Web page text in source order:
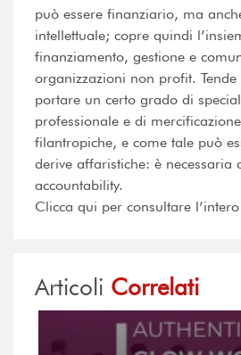
può essere finanziario, ma
intellettuale; copre quindi
finanziamento, gestione e
organizzazioni non profit.
portare un certo grado di
professionale e di
filantropiche, e come tale può
derive affaristiche: è necessaria
accountability.
Clicca qui per consultare
Articoli Correlati